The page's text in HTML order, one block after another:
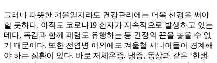
그러나 따뜻한 겨울일지라도 건강관리에는 더욱 신경을 써야
할 듯하다. 아직도 코로나19 환자가 지속적으로 발생하고 있는
데다, 독감과 함께 폐렴도 유행하는 등 긴장의 끈을 놓을 수 없
기 때문이다. 또한 전염병 이외에도 겨울철 시니어들이 경계해
야 하는 질환이 있다. 바로 저체온증, 냉증, 동상과 같은 ‘한랭